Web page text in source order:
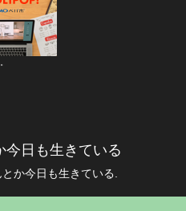
今日も生きている
か今日も生きている.